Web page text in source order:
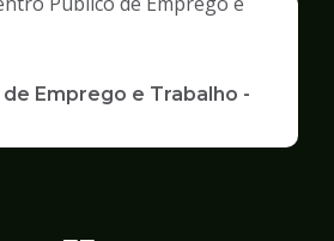
Emprego e Trabalho -